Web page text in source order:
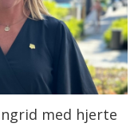
Ingrid med hjerte